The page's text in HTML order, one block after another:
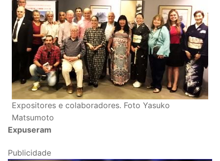
Expositores e colaboradores. Foto Yasuko
Matsumoto
Expuseram
Publicidade